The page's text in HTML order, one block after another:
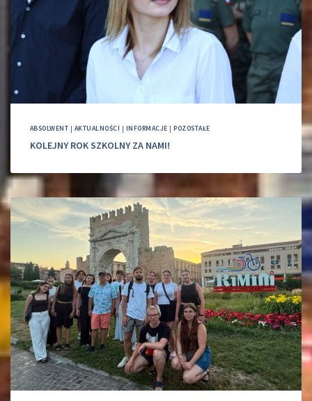
ABSOLWENT | AKTUALNOŚCI | INFORMACJE |POZOSTAŁE
KOLEJNY ROK SZKOLNY ZA NAMI!